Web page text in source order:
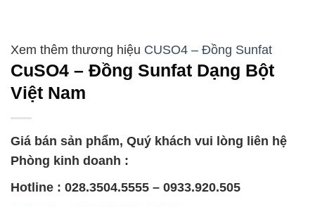
CUSO4 – Đồng Sunfat
CuSO4 – Đồng Sunfat Dạng Bột
Việt Nam
Giá bán sản phẩm, Quý khách vui lòng liên hệ
Phòng kinh doanh :
Hotline : 028.3504.5555 – 0933.920.505